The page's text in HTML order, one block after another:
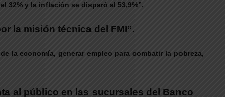
32% y la inflación se disparó al 53,9%”.
la misión técnica del FMI”.
la economía, generar empleo para combatir la pobreza,
al público en las sucursales del Banco